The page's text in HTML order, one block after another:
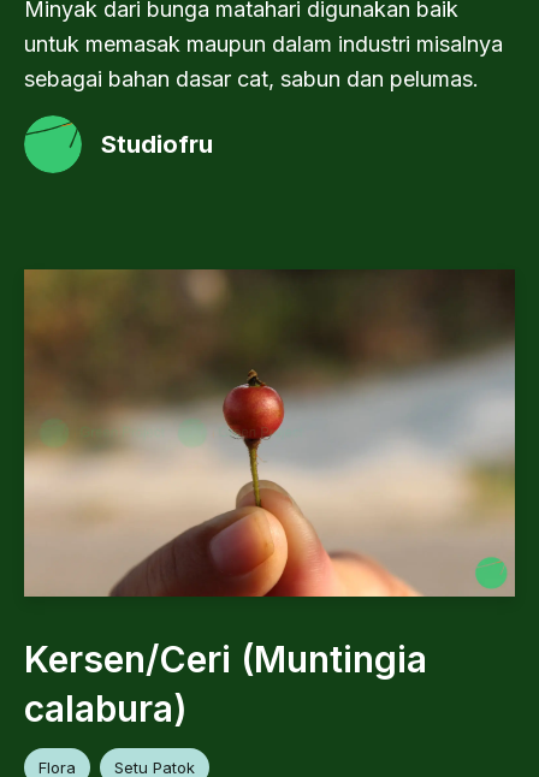
Minyak dari bunga matahari digunakan baik
untuk memasak maupun dalam industri misalnya
sebagai bahan dasar cat, sabun dan pelumas.
Studiofru
Kersen/Ceri (Muntingia
calabura)
Flora Setu Patok